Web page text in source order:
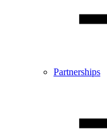
Partnerships